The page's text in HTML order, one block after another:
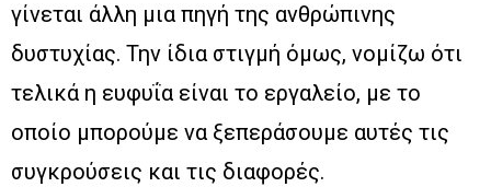
γίνεται άλλη μια πηγή της ανθρώπινης
δυστυχίας. Την ίδια στιγμή όμως, νομίζω ότι
τελικά η ευφυΐα είναι το εργαλείο, με το
οποίο μπορούμε να ξεπεράσουμε αυτές τις
συγκρούσεις και τις διαφορές.